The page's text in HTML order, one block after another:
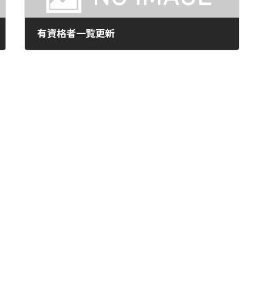
有資格者一覧更新